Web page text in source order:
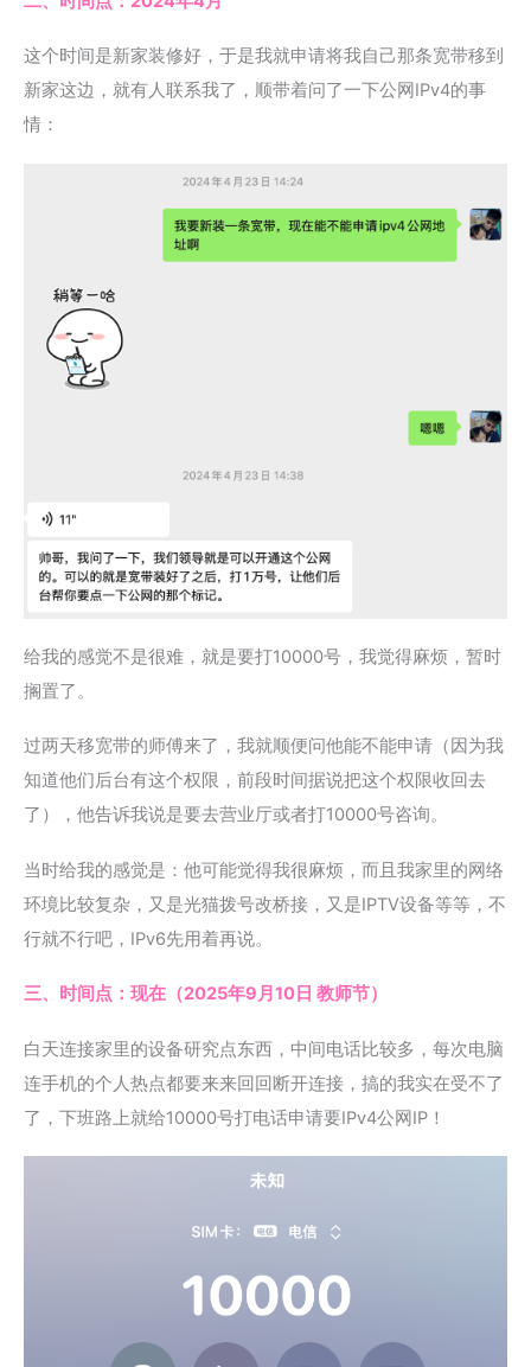
这个时间是新家装修好，于是我就申请将我自己那条宽带移到
新家这边，就有人联系我了，顺带着问了一下公网IPv4的事
情：
给我的感觉不是很难，就是要打10000号，我觉得麻烦，暂时
搁置了。
过两天移宽带的师傅来了，我就顺便问他能不能申请（因为我
知道他们后台有这个权限，前段时间据说把这个权限收回去
了），他告诉我说是要去营业厅或者打10000号咨询。
当时给我的感觉是：他可能觉得我很麻烦，而且我家里的网络
环境比较复杂，又是光猫拨号改桥接，又是IPTV设备等等，不
行就不行吧，IPv6先用着再说。
三、时间点：现在（2025年9月10日 教师节）
白天连接家里的设备研究点东西，中间电话比较多，每次电脑
连手机的个人热点都要来来回回断开连接，搞的我实在受不了
了，下班路上就给10000号打电话申请要IPv4公网IP！